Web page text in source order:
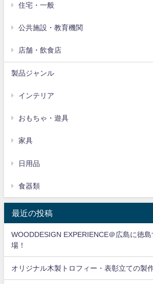
住宅・一般
公共施設・教育機関
店舗・飲食店
製品ジャンル
インテリア
おもちゃ・遊具
家具
日用品
食器類
最近の投稿
WOODDESIGN EXPERIENCE＠広島に徳
場！
オリジナル木製トロフィー・表彰立ての製